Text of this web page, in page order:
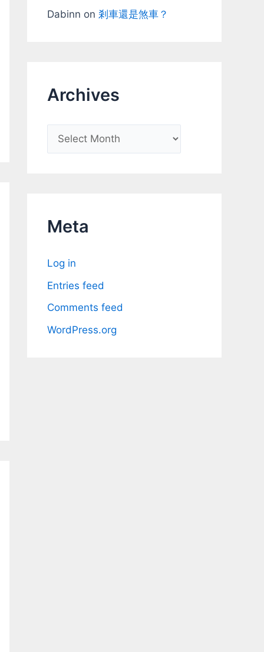
Dabinn on 剎車還是煞車？
Archives
r
vMeta
Log in
Entries feed
Comments feed
WordPress.org